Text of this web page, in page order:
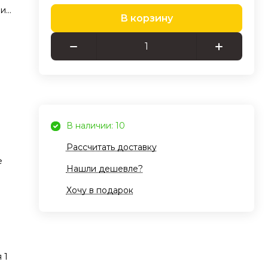
В корзину
В наличии: 10
Рассчитать доставку
Нашли дешевле?
Хочу в подарок